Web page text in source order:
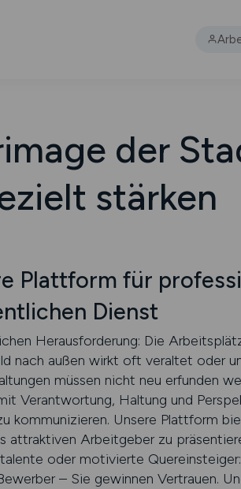
der
stärken
Plattform für
Dienst
Herausforderung: Die
nach außen wirkt oft veraltet oder
müssen nicht neu erfunden
Verantwortung, Haltung und
kommunizieren. Unsere Plattform
attraktiven Arbeitgeber zu
oder motivierte
– Sie gewinnen Vertrauen.